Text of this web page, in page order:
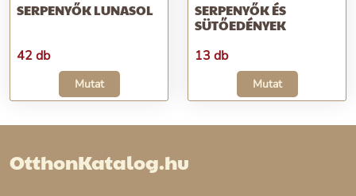
SERPENYŐK LUNASOL
42 db
Mutat
SERPENYŐK ÉS
SÜTŐEDÉNYEK
13 db
Mutat
OtthonKatalog.hu